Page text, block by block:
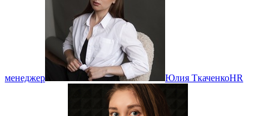
менеджер Юлия ТкаченкоHR